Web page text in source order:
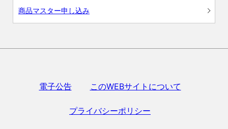
商品マスター申し込み
電子公告 このWEBサイトについて
プライバシーポリシー